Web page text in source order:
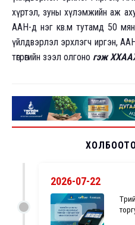
хүртэл, зуны хүлэмжийн аж
ААН-д нэг кв.м тутамд 50
үйлдвэрлэл эрхлэгч иргэн,
төгрөгийн зээл олгоно гэж
2026-07-22